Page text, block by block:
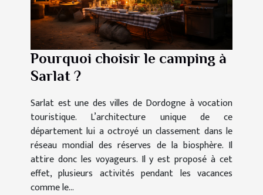
Pourquoi choisir le camping à
Sarlat ?
Sarlat est une des villes de Dordogne à vocation
touristique. L’architecture unique de ce
département lui a octroyé un classement dans le
réseau mondial des réserves de la biosphère. Il
attire donc les voyageurs. Il y est proposé à cet
effet, plusieurs activités pendant les vacances
comme le...